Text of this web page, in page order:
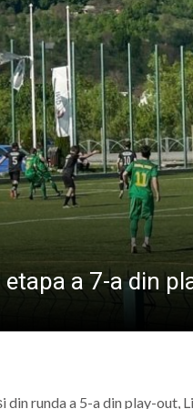
în Baia Sprie
voluntari pentru
al A.F.C. Progresul
la întâlnirea de
BREB
a 7-a din
runda a 5-a din play-out,